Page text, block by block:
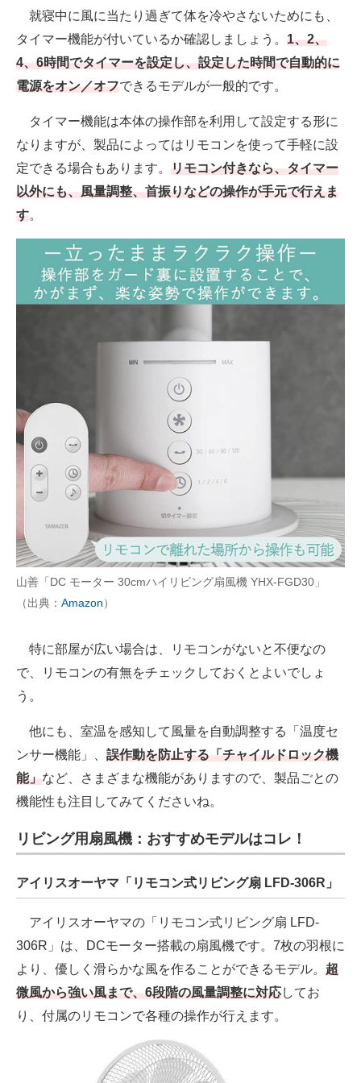
就寝中に風に当たり過ぎて体を冷やさないためにも、
タイマー機能が付いているか確認しましょう。 1、2、
4、6時間でタイマーを設定し、設定した時間で自動的に
電源をオン／オフできるモデルが一般的です。
タイマー機能は本体の操作部を利用して設定する形に
なりますが、製品によってはリモコンを使って手軽に設
定できる場合もあります。 リモコン付きなら、タイマー
以外にも、風量調整、首振りなどの操作が手元で行えま
す。
山善「DC モーター 30cmハイリビング扇風機 YHX-FGD30」
（出典： Amazon）
特に部屋が広い場合は、リモコンがないと不便なの
で、リモコンの有無をチェックしておくとよいでしょ
う。
他にも、室温を感知して風量を自動調整する「温度セ
ンサー機能」、 誤作動を防止する「チャイルドロック機
能」など、さまざまな機能がありますので、製品ごとの
機能性も注目してみてくださいね。
リビング用扇風機：おすすめモデルはコレ！
アイリスオーヤマ「リモコン式リビング扇 LFD-306R」
アイリスオーヤマの「リモコン式リビング扇 LFD-
306R」は、DCモーター搭載の扇風機です。7枚の羽根に
より、優しく滑らかな風を作ることができるモデル。 超
微風から強い風まで、6段階の風量調整に対応してお
り、付属のリモコンで各種の操作が行えます。